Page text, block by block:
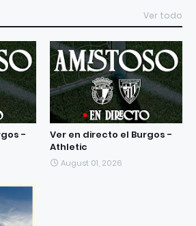
Ver todo
-
Ver en directo el Burgos -
Athletic
August 01, 2026